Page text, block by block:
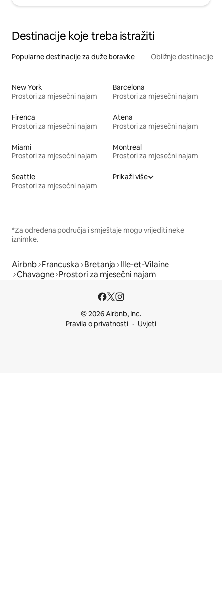
Destinacije koje treba istražiti
Popularne destinacije za duže boravke Obližnje destinacije
New York
Prostori za mjesečni najam
Barcelona
Prostori za mjesečni najam
Firenca
Prostori za mjesečni najam
Atena
Prostori za mjesečni najam
Miami
Prostori za mjesečni najam
Montreal
Prostori za mjesečni najam
Seattle
Prostori za mjesečni najam
Prikaži više
*Za određena područja i smještaje mogu vrijediti neke
iznimke.
Airbnb Francuska Bretanja Ille-et-Vilaine
Chavagne Prostori za mjesečni najam
© 2026 Airbnb, Inc.
Pravila o privatnosti
Uvjeti